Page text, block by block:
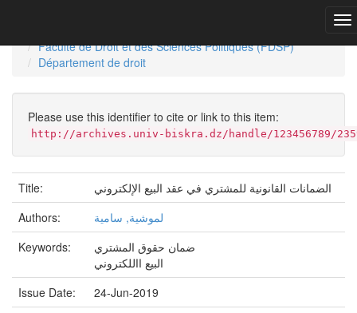
Faculté de Droit et des Sciences Politiques (FDSP)
Département de droit
Please use this identifier to cite or link to this item:
http://archives.univ-biskra.dz/handle/123456789/
Title:
الضمانات القانونية للمشتري في عقد البيع الإلكتروني
Authors:
لموشية, سامية
Keywords:
ضمان حقوق المشتري
البيع االلكتروني
Issue Date:
24-Jun-2019